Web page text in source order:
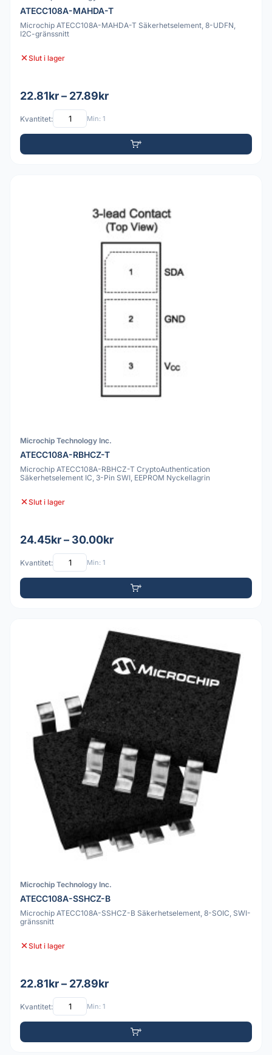
ATECC108A-MAHDA-T
Microchip ATECC108A-MAHDA-T Säkerhetselement, 8-UDFN,
I2C-gränssnitt
Slut i lager
22.81kr – 27.89kr
Kvantitet: Min: 1
Microchip Technology Inc.
ATECC108A-RBHCZ-T
Microchip ATECC108A-RBHCZ-T CryptoAuthentication
Säkerhetselement IC, 3-Pin SWI, EEPROM Nyckellagrin
Slut i lager
24.45kr – 30.00kr
Kvantitet: Min: 1
Microchip Technology Inc.
ATECC108A-SSHCZ-B
Microchip ATECC108A-SSHCZ-B Säkerhetselement, 8-SOIC, SWI-
gränssnitt
Slut i lager
22.81kr – 27.89kr
Kvantitet: Min: 1